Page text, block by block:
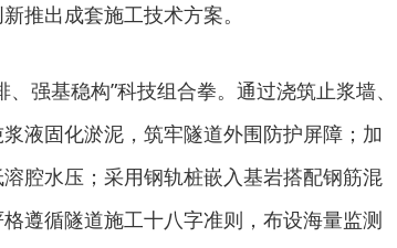
推出成套施工技术方案。
强基稳构”科技组合拳。通过浇筑止浆墙、
液固化淤泥，筑牢隧道外围防护屏障；加
腔水压；采用钢轨桩嵌入基岩搭配钢筋混
遵循隧道施工十八字准则，布设海量监测